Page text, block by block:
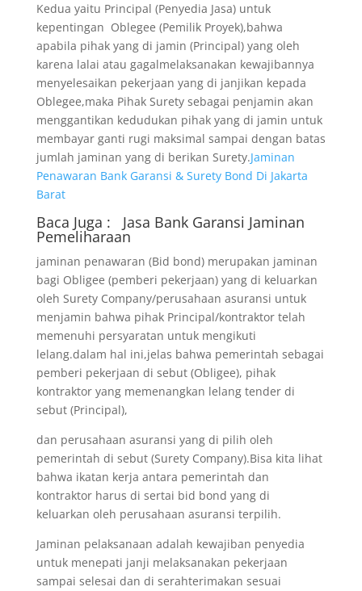
Kedua yaitu Principal (Penyedia Jasa) untuk
kepentingan Oblegee (Pemilik Proyek),bahwa
apabila pihak yang di jamin (Principal) yang oleh
karena lalai atau gagalmelaksanakan kewajibannya
menyelesaikan pekerjaan yang di janjikan kepada
Oblegee,maka Pihak Surety sebagai penjamin akan
menggantikan kedudukan pihak yang di jamin untuk
membayar ganti rugi maksimal sampai dengan batas
jumlah jaminan yang di berikan Surety.Jaminan
Penawaran Bank Garansi & Surety Bond Di Jakarta
Barat
Baca Juga : Jasa Bank Garansi Jaminan
Pemeliharaan
jaminan penawaran (Bid bond) merupakan jaminan
bagi Obligee (pemberi pekerjaan) yang di keluarkan
oleh Surety Company/perusahaan asuransi untuk
menjamin bahwa pihak Principal/kontraktor telah
memenuhi persyaratan untuk mengikuti
lelang.dalam hal ini,jelas bahwa pemerintah sebagai
pemberi pekerjaan di sebut (Obligee), pihak
kontraktor yang memenangkan lelang tender di
sebut (Principal),
dan perusahaan asuransi yang di pilih oleh
pemerintah di sebut (Surety Company).Bisa kita lihat
bahwa ikatan kerja antara pemerintah dan
kontraktor harus di sertai bid bond yang di
keluarkan oleh perusahaan asuransi terpilih.
Jaminan pelaksanaan adalah kewajiban penyedia
untuk menepati janji melaksanakan pekerjaan
sampai selesai dan di serahterimakan sesuai